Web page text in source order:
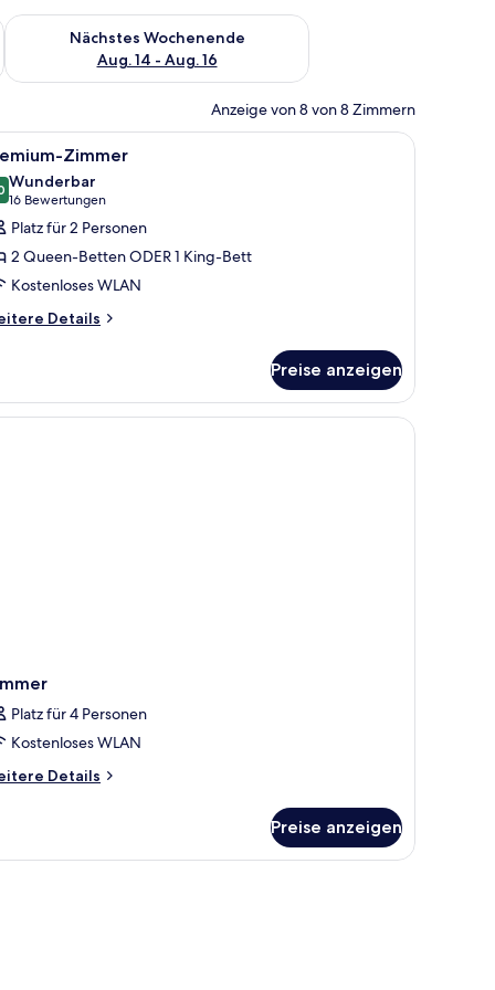
Aug. 7 - Aug. 9.
Nächstes Wochenende
Aug. 14 - Aug. 16
Überprüfe die Verfügbarkeit für nächstes Wochenende, Aug.
Anzeige von 8 von 8 Zimmern
einem runden Esstisch, zwei Stühlen, einem kleinen Beistelltisch und
Ein modernes Hotelzimmer mit einem
14 Zimmer
von 10
Wunderbar
16 Bewertungen
(16
Bewertungen)
Platz für 2 Personen
2 Queen-Betten ODER 1 King-Bett
Kostenloses WLAN
Details
Preise anzeigen
und Bäume.
einem kleinen runden Tisch mit einer Vase, einem Fernseher auf
Platz für 4 Personen
Kostenloses WLAN
Details
Preise anzeigen